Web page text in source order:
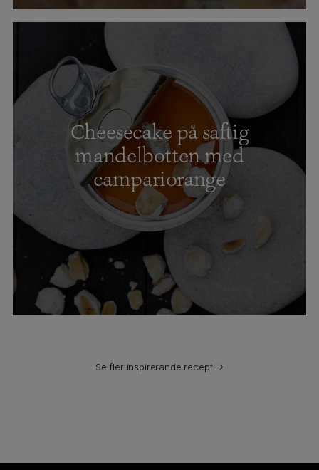
Cheesecake på saftig
mandelbotten med
campariorange
Se fler inspirerande recept →